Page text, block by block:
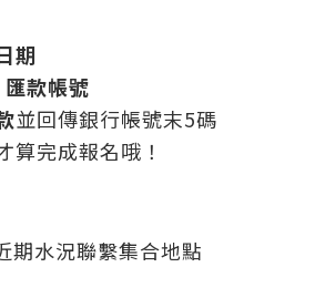
期
匯款帳號
並回傳銀行帳號末5碼
算完成報名哦！
期水況聯繫集合地點